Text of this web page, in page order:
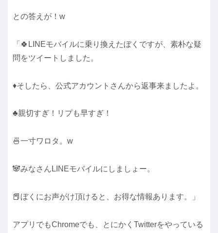
との答えが！w
「🍀LINEモバイルに乗り換えたぼくですが、素朴な疑
問をツイートしました。
♦そしたら、公式アカウントさんから返事来ましたよ。
♣親切すぎ！リプも早すぎ！
🍜一寸ワロタ。w
🐼みなさんLINEモバイルにしましょー。
📕ぼくにお声がけ頂けると、お得な情報あります。」
アプリでもChromeでも、とにかくTwitterをやっている